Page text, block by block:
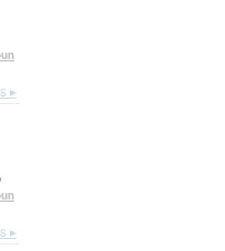
▸
▸